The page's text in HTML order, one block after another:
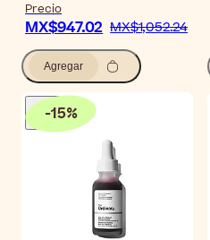
Precio
MX$947.02 MX$1,052.24
Agregar
-15%